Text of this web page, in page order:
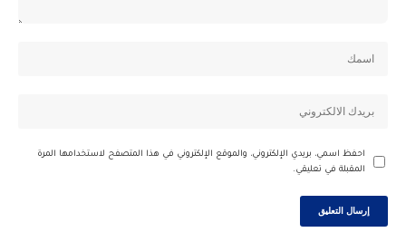
احفظ اسمي، بريدي الإلكتروني، والموقع الإلكتروني في هذا المتصفح لاستخدامها المرة
المقبلة في تعليقي.